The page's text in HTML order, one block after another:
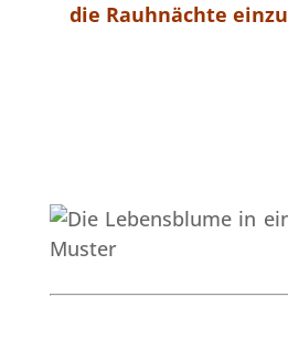
die Rauhnächte